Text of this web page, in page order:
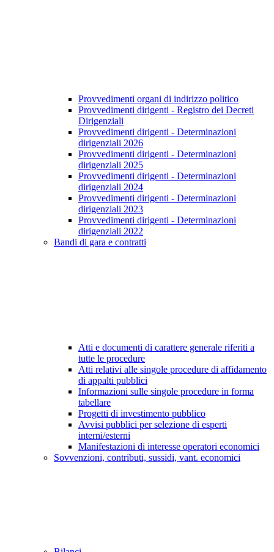
Provvedimenti organi di indirizzo politico
Provvedimenti dirigenti - Registro dei Decreti
Dirigenziali
Provvedimenti dirigenti - Determinazioni
dirigenziali 2026
Provvedimenti dirigenti - Determinazioni
dirigenziali 2025
Provvedimenti dirigenti - Determinazioni
dirigenziali 2024
Provvedimenti dirigenti - Determinazioni
dirigenziali 2023
Provvedimenti dirigenti - Determinazioni
dirigenziali 2022
Bandi di gara e contratti
Atti e documenti di carattere generale riferiti a
tutte le procedure
Atti relativi alle singole procedure di affidamento
di appalti pubblici
Informazioni sulle singole procedure in forma
tabellare
Progetti di investimento pubblico
Avvisi pubblici per selezione di esperti
interni/esterni
Manifestazioni di interesse operatori economici
Sovvenzioni, contributi, sussidi, vant. economici